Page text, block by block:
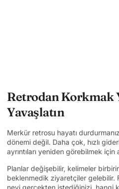
Retrodan Korkmak
Yavaşlatın
Merkür retrosu hayatı
dönemi değil. Daha çok, hızlı
ayrıntıları yeniden görebilmek için
Planlar değişebilir, kelimeler
beklenmedik ziyaretçiler gelebilir.
neyi gerçekten istediğinizi, hangi